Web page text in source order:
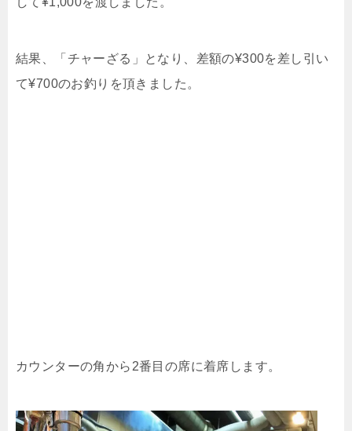
結果、「チャーざる」となり、差額の¥300を差し引い
て¥700のお釣りを頂きました。
カウンターの角から2番目の席に着席します。